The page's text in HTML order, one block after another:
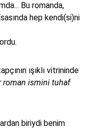
Bu romanda,
hep kendi(si)ni
ışıklı vitrininde
roman ismini tuhaf
biriydi benim